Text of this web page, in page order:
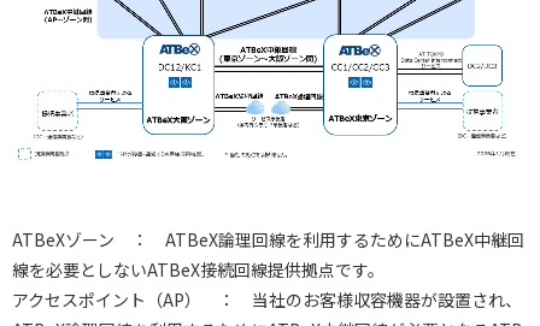
ATBeXゾーン ： ATBeX論理回線を利用するためにATBeX中継回
線を必要としないATBeX接続回線提供拠点です。
アクセスポイント（AP） ： 当社のお客様収容機器が設置され、